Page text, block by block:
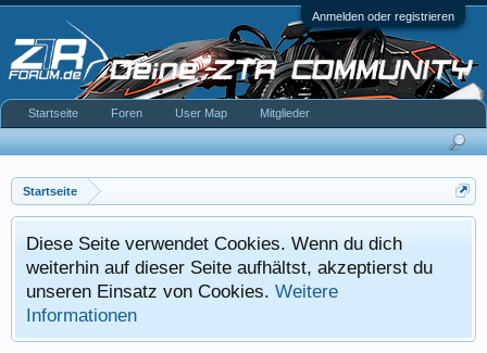
Anmelden oder registrieren
Startseite
Diese Seite verwendet Cookies. Wenn du dich
weiterhin auf dieser Seite aufhältst, akzeptierst du
unseren Einsatz von Cookies. Weitere
Informationen
Startseite Foren User Map Mitglieder